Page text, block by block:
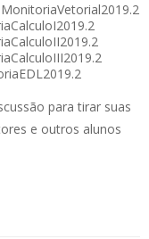
para tirar suas
e outros alunos